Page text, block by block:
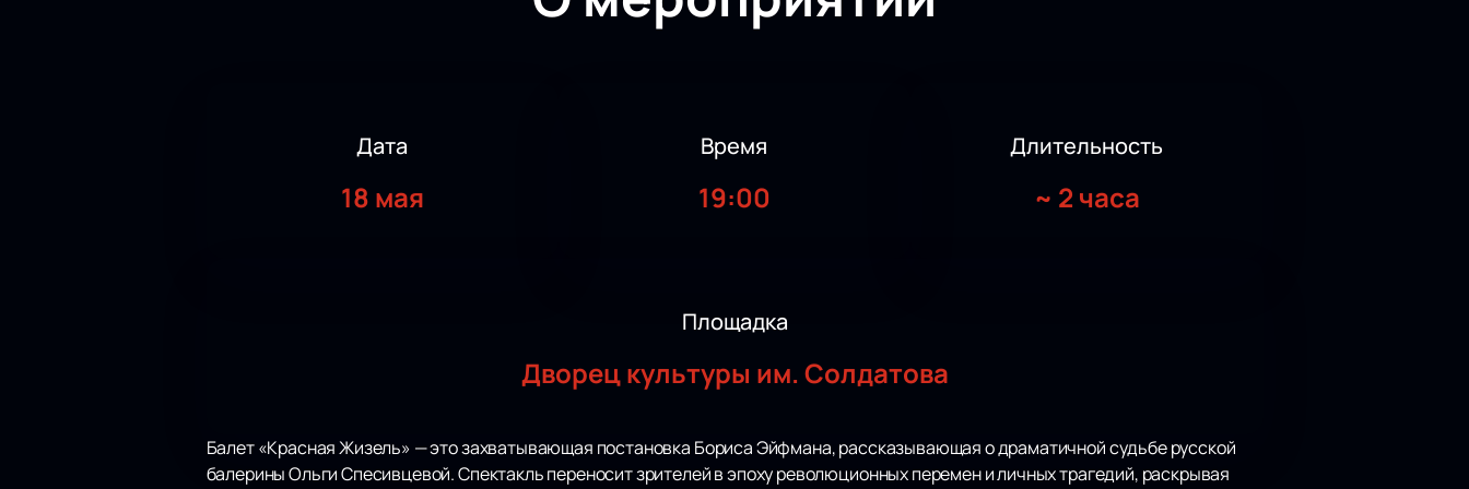
Дата
18 мая
Время
19:00
Длительность
~ 2 часа
Площадка
Дворец культуры им. Солдатова
Балет «Красная Жизель» — это захватывающая постановка Бориса Эйфмана, рассказывающая о драматичной судьбе русской
балерины Ольги Спесивцевой. Спектакль переносит зрителей в эпоху революционных перемен и личных трагедий, раскрывая